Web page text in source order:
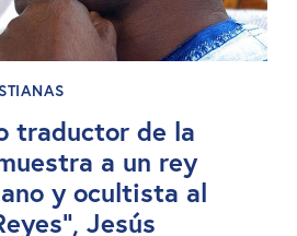
traductor de la
a un rey
y ocultista al
Jesús